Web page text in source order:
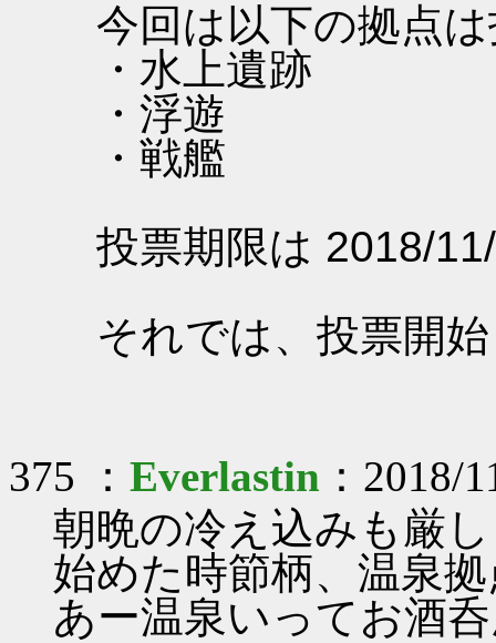
今回は以下の拠点
・水上遺跡
・浮遊
・戦艦
投票期限は 2018/
それでは、投票開
375 ： Everlastin ：2018/
朝晩の冷え込みも厳
始めた時節柄、温泉
あー温泉いってお酒